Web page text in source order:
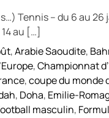
Tennis – du 6 au 26
au […]
,Arabie Saoudite,
,Championnat
,coupe du monde
, Doha, Emilie-
masculin,